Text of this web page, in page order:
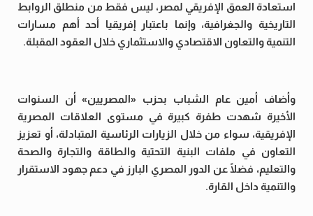
استعادة العمق الإفريقي لمصر، ليس فقط من منطلق الروابط
التاريخية والجغرافية، وإنما باعتبار إفريقيا أحد أهم مسارات
التنمية والتعاون الاقتصادي والاستثماري خلال العقود المقبلة.
وأضاف أمين عام الشباب بحزب «المصريين» أن السنوات
الأخيرة شهدت طفرة كبيرة في مستوى العلاقات المصرية
الإفريقية، سواء من خلال الزيارات الرئاسية المتبادلة، أو تعزيز
التعاون في ملفات البنية التحتية والطاقة والتجارة والصحة
والتعليم، فضلًا عن الدور المصري البارز في دعم جهود الاستقرار
والتنمية داخل القارة.